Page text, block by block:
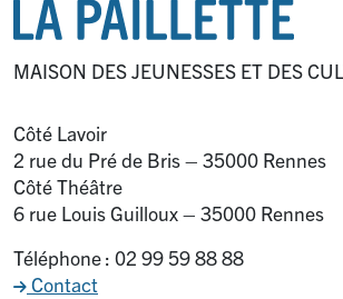
MAISON DES JEUNESSES ET DES
Côté Lavoir
2 rue du Pré de Bris – 35000 Rennes
Côté Théâtre
6 rue Louis Guilloux – 35000 Rennes
Téléphone : 02 99 59 88 88
Contact